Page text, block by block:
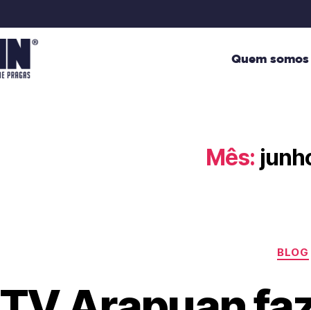
Quem somos
Mês:
BLOG